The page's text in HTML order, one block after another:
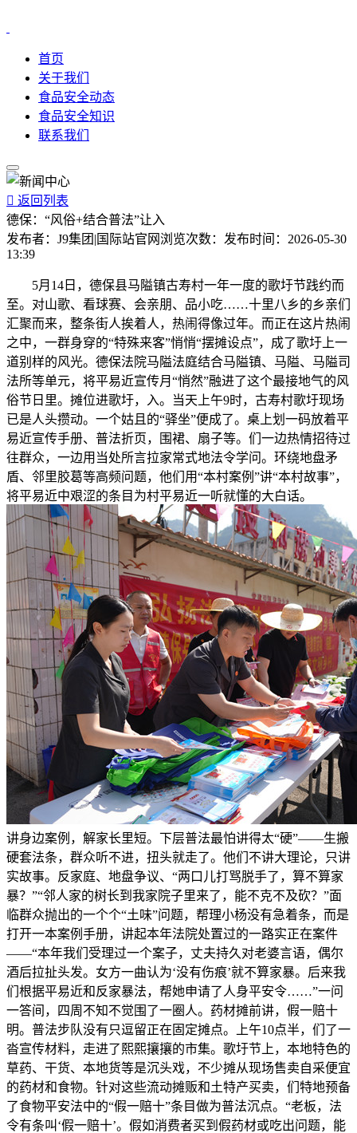
首页
关于我们
食品安全动态
食品安全知识
联系我们
 返回列表
德保：“风俗+结合普法”让入
发布者： J9集团|国际站官网 浏览次数： 发布时间： 2026-05-30
13:39
5月14日，德保县马隘镇古寿村一年一度的歌圩节践约而
至。对山歌、看球赛、会亲朋、品小吃……十里八乡的乡亲们
汇聚而来，整条街人挨着人，热闹得像过年。而正在这片热闹
之中，一群身穿的“特殊来客”悄悄“摆摊设点”，成了歌圩上一
道别样的风光。德保法院马隘法庭结合马隘镇、马隘、马隘司
法所等单元，将平易近宣传月“悄然”融进了这个最接地气的风
俗节日里。摊位进歌圩，入。当天上午9时，古寿村歌圩现场
已是人头攒动。一个姑且的“驿坐”便成了。桌上划一码放着平
易近宣传手册、普法折页，围裙、扇子等。们一边热情招待过
往群众，一边用当处所言拉家常式地法令学问。环绕地盘矛
盾、邻里胶葛等高频问题，他们用“本村案例”讲“本村故事”，
将平易近中艰涩的条目为村平易近一听就懂的大白话。
讲身边案例，解家长里短。下层普法最怕讲得太“硬”——生搬
硬套法条，群众听不进，扭头就走了。他们不讲大理论，只讲
实故事。反家庭、地盘争议、“两口儿打骂脱手了，算不算家
暴？”“邻人家的树长到我家院子里来了，能不克不及砍？”面
临群众抛出的一个个“土味”问题，帮理小杨没有急着条，而是
打开一本案例手册，讲起本年法院处置过的一路实正在案件
——“本年我们受理过一个案子，丈夫持久对老婆言语，偶尔
酒后拉扯头发。女方一曲认为‘没有伤痕’就不算家暴。后来我
们根据平易近和反家暴法，帮她申请了人身平安令……”一问
一答间，四周不知不觉围了一圈人。药材摊前讲，假一赔十
明。普法步队没有只逗留正在固定摊点。上午10点半，们了一
沓宣传材料，走进了熙熙攘攘的市集。歌圩节上，本地特色的
草药、干货、本地货等是沉头戏，不少摊从现场售卖自采便宜
的药材和食物。针对这些流动摊贩和土特产买卖，们特地预备
了食物平安法中的“假一赔十”条目做为普法沉点。“老板，法
令有条叫‘假一赔十’。假如消费者买到假药材或吃出问题，能